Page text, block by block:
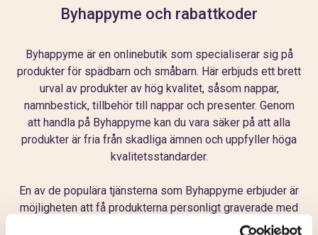
Byhappyme och rabattkoder
Byhappyme är en onlinebutik som specialiserar sig på
produkter för spädbarn och småbarn. Här erbjuds ett brett
urval av produkter av hög kvalitet, såsom nappar,
namnbestick, tillbehör till nappar och presenter. Genom
att handla på Byhappyme kan du vara säker på att alla
produkter är fria från skadliga ämnen och uppfyller höga
kvalitetsstandarder.
En av de populära tjänsterna som Byhappyme erbjuder är
möjligheten att få produkterna personligt graverade med
ditt barns namn, en ikon eller en rolig text. Detta